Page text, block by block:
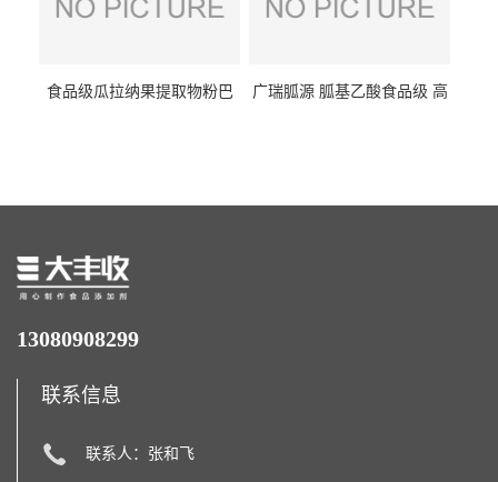
食品级瓜拉纳果提取物粉巴
广瑞胍源 胍基乙酸食品级 高
13080908299
联系信息
联系人：张和飞